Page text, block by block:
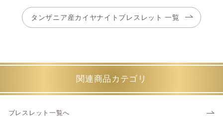
タンザニア産カイヤナイトブレスレット 一覧
関連商品カテゴリ
ブレスレット一覧へ